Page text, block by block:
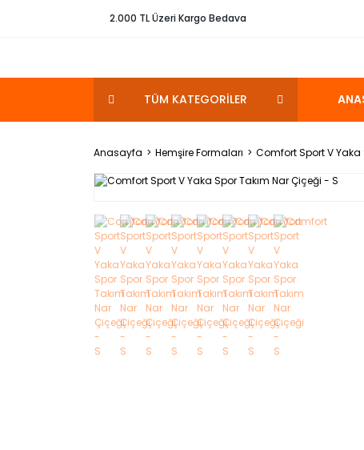
2.000 TL Üzeri Kargo Bedava
TÜM KATEGORİLER
Anasayfa Hemşire Formaları
Comfort Sport V Yaka